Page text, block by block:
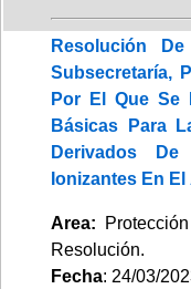
Resolución
Subsecretaría,
Por El Que Se
Básicas Para
Derivados
Ionizantes En
Area:
Resolución.
Fecha: 24/03/